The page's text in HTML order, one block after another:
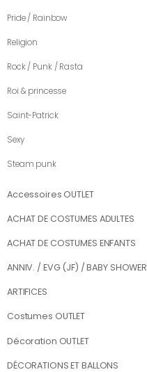
Pride / Rainbow
Religion
Rock / Punk / Rasta
Roi & princesse
Saint-Patrick
Sexy
Steam punk
Accessoires OUTLET
ACHAT DE COSTUMES ADULTES
ACHAT DE COSTUMES ENFANTS
ANNIV. / EVG (JF) / BABY SHOWER
ARTIFICES
Costumes OUTLET
Décoration OUTLET
DÉCORATIONS ET BALLONS